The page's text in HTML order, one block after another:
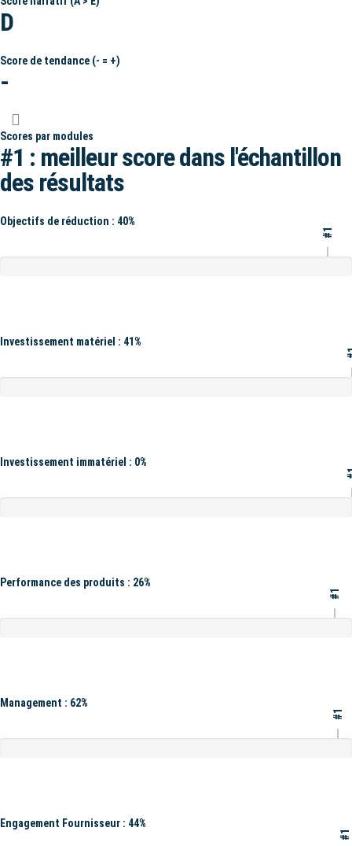
D
Score de tendance (- = +)
-
Scores par modules
#1 : meilleur score dans l'échantillon
des résultats
Objectifs de réduction : 40%
#1
Investissement matériel : 41%
Investissement immatériel : 0%
Performance des produits : 26%
#1
Management : 62%
#1
Engagement Fournisseur : 44%
#1